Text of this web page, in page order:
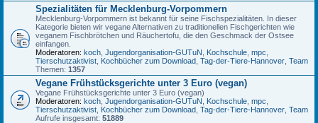
Spezialitäten für Mecklenburg-Vorpommern
Mecklenburg-Vorpommern ist bekannt für seine Fischspezialitäten. In dieser
Kategorie bieten wir vegane Alternativen zu traditionellen Fischgerichten wie
veganem Fischbrötchen und Räuchertofu, die den Geschmack der Ostsee
einfangen.
Moderatoren: koch Jugendorganisation-GUTuN Kochschule mpc
Tierschutzaktivist Kochbücher zum Download Tag-der-Tiere-Hannover Team
Themen: 1357
Vegane Frühstücksgerichte unter 3 Euro (vegan)
Vegane Frühstücksgerichte unter 3 Euro (vegan)
Moderatoren: koch Jugendorganisation-GUTuN Kochschule mpc
Tierschutzaktivist Kochbücher zum Download Tag-der-Tiere-Hannover Team
Aufrufe insgesamt: 51889